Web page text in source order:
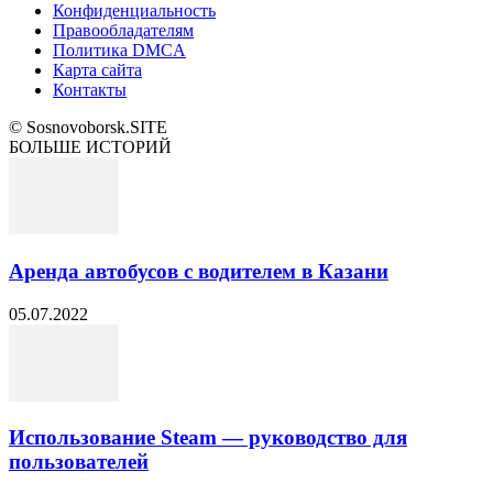
Конфиденциальность
Правообладателям
Политика DMCA
Карта сайта
Контакты
© Sosnovoborsk.SITE
БОЛЬШЕ ИСТОРИЙ
Аренда автобусов с водителем в Казани
05.07.2022
Использование Steam — руководство для
пользователей